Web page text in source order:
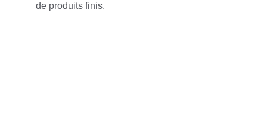
de produits finis.